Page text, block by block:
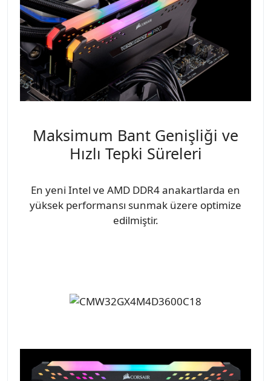
Maksimum Bant Genişliği ve
Hızlı Tepki Süreleri
En yeni Intel ve AMD DDR4 anakartlarda en
yüksek performansı sunmak üzere optimize
edilmiştir.